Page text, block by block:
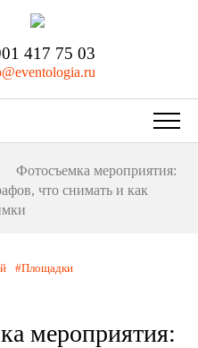
417 75 03
Фотосъемка мероприятия:
что снимать и как
Площадки
мероприятия: